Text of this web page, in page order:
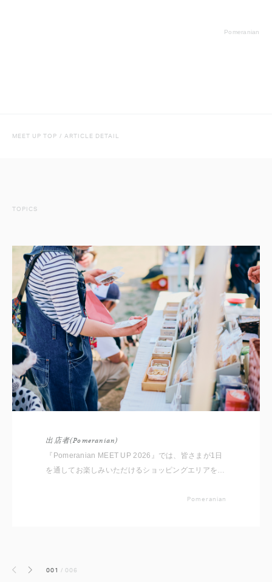
Pomeranian
MEET UP TOP / ARTICLE DETAIL
TOPICS
出店者(Pomeranian)
『Pomeranian MEET UP 2026』では、皆さまが1日
を通してお楽しみいただけるショッピングエリアをご
者をご紹介いたしますので事前にチェックしてくださ
Pomeranian
前へ 次へ 001 /006